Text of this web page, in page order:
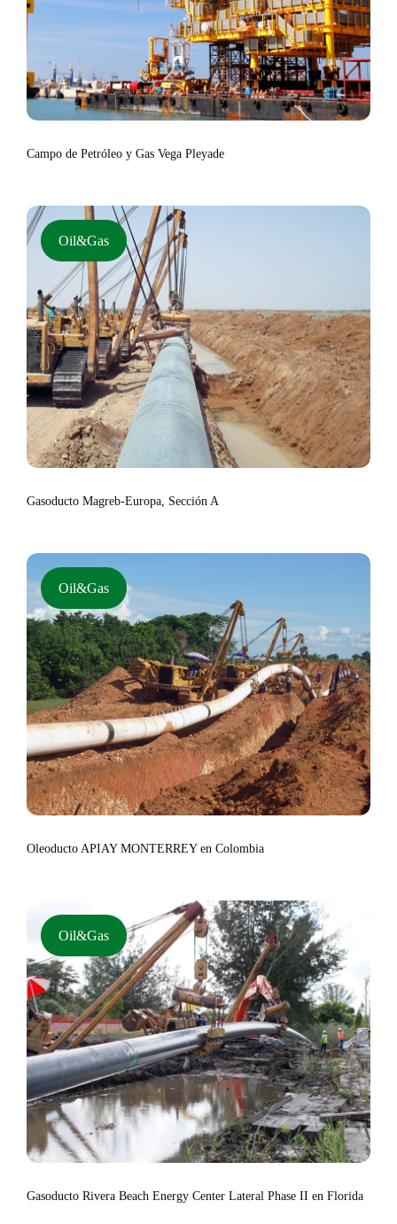
Campo de Petróleo y Gas Vega Pleyade
Oil&Gas
Gasoducto Magreb-Europa, Sección A
Oil&Gas
Oleoducto APIAY MONTERREY en Colombia
Oil&Gas
Gasoducto Rivera Beach Energy Center Lateral Phase II en Florida